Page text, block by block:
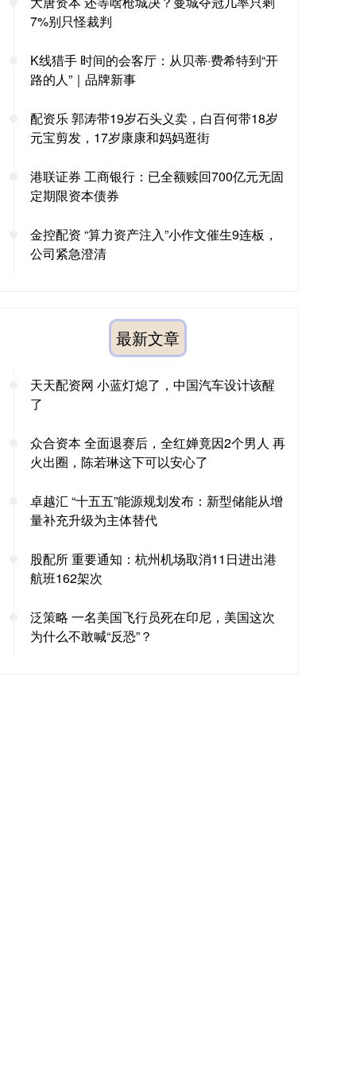
7%别只怪裁判
K线猎手 时间的会客厅：从贝蒂·费希特到“开
路的人”｜品牌新事
配资乐 郭涛带19岁石头义卖，白百何带18岁
元宝剪发，17岁康康和妈妈逛街
港联证券 工商银行：已全额赎回700亿元无固
定期限资本债券
金控配资 “算力资产注入”小作文催生9连板，
公司紧急澄清
最新文章
天天配资网 小蓝灯熄了，中国汽车设计该醒
了
众合资本 全面退赛后，全红婵竟因2个男人 再
火出圈，陈若琳这下可以安心了
卓越汇 “十五五”能源规划发布：新型储能从增
量补充升级为主体替代
股配所 重要通知：杭州机场取消11日进出港
航班162架次
泛策略 一名美国飞行员死在印尼，美国这次
为什么不敢喊“反恐”？